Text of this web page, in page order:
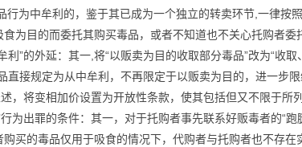
行为中牟利的，鉴于其已成为一个独立的转卖环节,一律按
为目的而委托其购买毒品，或者不知道也不关心托购者委
”的外延：其一,将“以贩卖为目的收取部分毒品”改为“收取
直接规定为从中牟利，不再限定于以贩卖为目的，进一步
，将变相加价设置为开放性条款，使其包括但又不限于所
为出罪的条件：其一，对于托购者事先联系好贩毒者的“跑
买的毒品仅用于吸食的情况下，代购者与托购者也不存在